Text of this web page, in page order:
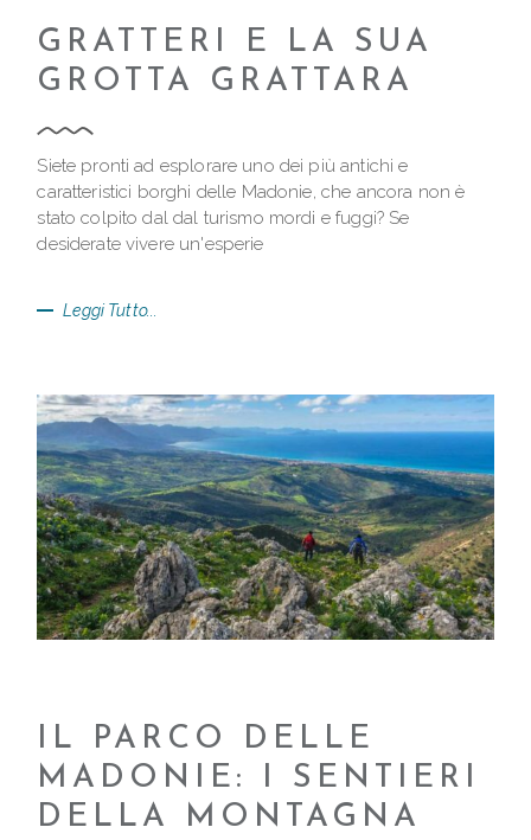
GRATTERI E LA SUA
GROTTA GRATTARA
Siete pronti ad esplorare uno dei più antichi e
caratteristici borghi delle Madonie, che ancora non è
stato colpito dal dal turismo mordi e fuggi? Se
desiderate vivere un'esperie
Leggi Tutto...
IL PARCO DELLE
MADONIE: I SENTIERI
DELLA MONTAGNA